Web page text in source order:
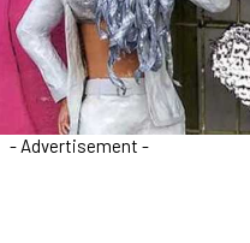
- Advertisement -